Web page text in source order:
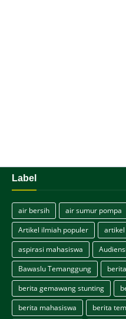
Label
air bersih air sumur pompa
Artikel ilmiah populer
artikel
aspirasi mahasiswa
Audiensi
Bawaslu Temanggung
berita
berita gemawang stunting
berita mahasiswa
berita